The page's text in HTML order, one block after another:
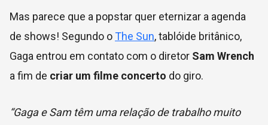
Mas parece que a popstar quer eternizar a agenda
de shows! Segundo oThe Sun, tablóide britânico,
Gaga entrou em contato com o diretor Sam Wrench
a fim de criar um filme concerto do giro.
“Gaga e Sam têm uma relação de trabalho muito